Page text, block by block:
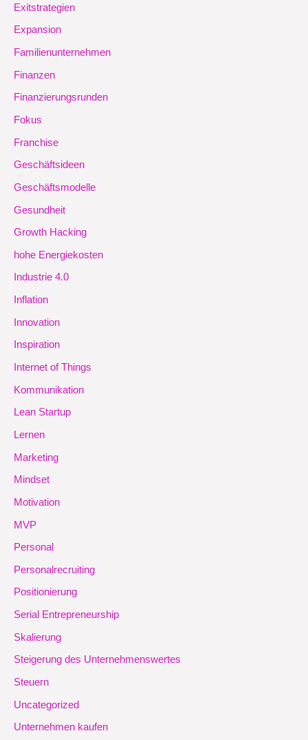
Exitstrategien
Expansion
Familienunternehmen
Finanzen
Finanzierungsrunden
Fokus
Franchise
Geschäftsideen
Geschäftsmodelle
Gesundheit
Growth Hacking
hohe Energiekosten
Industrie 4.0
Inflation
Innovation
Inspiration
Internet of Things
Kommunikation
Lean Startup
Lernen
Marketing
Mindset
Motivation
MVP
Personal
Personalrecruiting
Positionierung
Serial Entrepreneurship
Skalierung
Steigerung des Unternehmenswertes
Steuern
Uncategorized
Unternehmen kaufen